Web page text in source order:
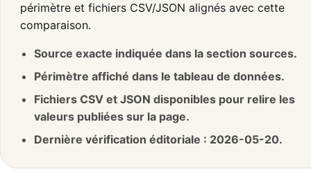
périmètre et fichiers CSV/JSON alignés avec cette
comparaison.
Source exacte indiquée dans la section sources.
Périmètre affiché dans le tableau de données.
Fichiers CSV et JSON disponibles pour relire les
valeurs publiées sur la page.
Dernière vérification éditoriale : 2026-05-20.